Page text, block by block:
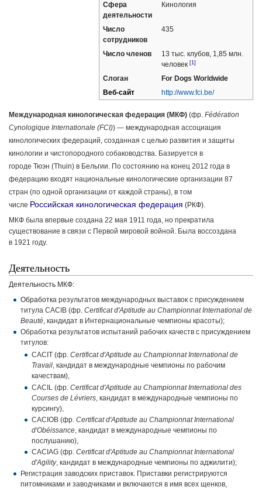
Сфера
деятельности
Кинология
Число
сотрудников
435
Число членов
13 тыс. клубов, 1,85 млн.
человек [1]
Слоган
For Dogs Worldwide
Веб-сайт
http://www.fci.be/
Международная кинологическая федерация (МКФ) (фр. Fédération
Cynologique Internationale (FCI)) — международная ассоциация
кинологических федераций, созданная с целью развития и защиты
кинологии и чистопородного собаководства. Базируется в
городе Тюэн (Thuin) в Бельгии. По состоянию на конец 2012 года в
федерацию входят национальные кинологические организации 87
стран (по одной организации от каждой страны), в том
числе Российская кинологическая федерация (РКФ).
М КФ была впервые создана 22 мая 1911 года, но прекратила
существование в связи с Первой мировой войной. Была воссоздана
в 1921 году.
Деятельность
Деятельность МКФ:
Обработка результатов международных выставок с присуждением
титула CACIB (фр. Certificat d'Aptitude au Championnat International de
Beauté, кандидат в Интернациональные чемпионы красоты);
Обработка результатов испытаний рабочих качеств с присуждением
титулов:
CACIT (фр. Certificat d'Aptitude au Championnat International de
Travail, кандидат в международные чемпионы по рабочим
качествам),
CACIL (фр. Certificat d'Aptitude au Championnat International des
Courses de Lévriers , кандидат в международные чемпионы по
курсингу),
CACIOB (фр. Certificat d'Aptitude au Championnat International
d'Obéissance, кандидат в международные чемпионы по
послушанию),
CACIAG (фр. Certificat d'Aptitude au Championnat International
d'Agility, кандидат в международные чемпионы по аджилити);
Регистрация заводских приставок. Приставки регистрируются
питомниками и заводчиками и включаются в имя всех щенков,